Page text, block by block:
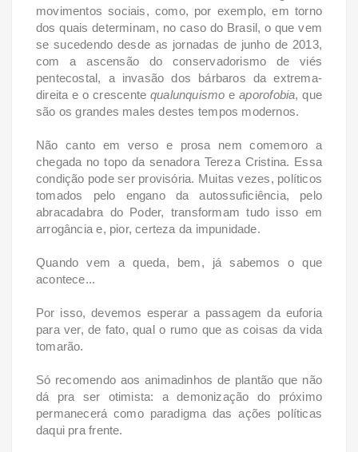
movimentos sociais, como, por exemplo, em torno
dos quais determinam, no caso do Brasil, o que vem
se sucedendo desde as jornadas de junho de 2013,
com a ascensão do conservadorismo de viés
pentecostal, a invasão dos bárbaros da extrema-
direita e o crescente qualunquismo eaporofobia, que
são os grandes males destes tempos modernos.
Não canto em verso e prosa nem comemoro a
chegada no topo da senadora Tereza Cristina. Essa
condição pode ser provisória. Muitas vezes, políticos
tomados pelo engano da autossuficiência, pelo
abracadabra do Poder, transformam tudo isso em
arrogância e, pior, certeza da impunidade.
Quando vem a queda, bem, já sabemos o que
acontece...
Por isso, devemos esperar a passagem da euforia
para ver, de fato, qual o rumo que as coisas da vida
tomarão.
Só recomendo aos animadinhos de plantão que não
dá pra ser otimista: a demonização do próximo
permanecerá como paradigma das ações políticas
daqui pra frente.